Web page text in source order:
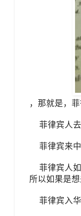
，那就是，
菲律宾人去
菲律宾来中
菲律宾人如
所以如果是
菲律宾入华